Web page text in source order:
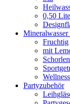
0,50
Mineralwasser
Fruchtig
mit
Schorlen
Wellness
Partyzubehör